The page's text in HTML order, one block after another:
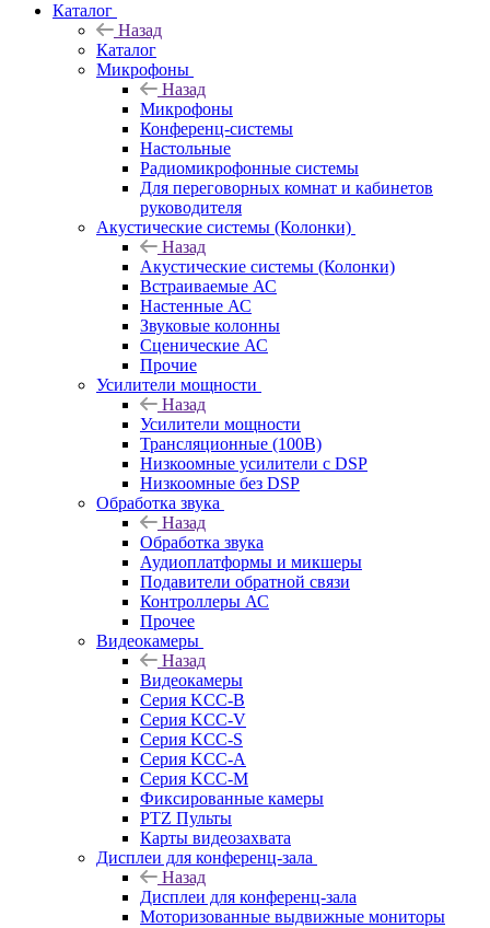
Каталог
Назад
Каталог
Микрофоны
Назад
Микрофоны
Конференц-системы
Настольные
Радиомикрофонные системы
Для переговорных комнат и кабинетов
руководителя
Акустические системы (Колонки)
Назад
Акустические системы (Колонки)
Встраиваемые АС
Настенные АС
Звуковые колонны
Сценические АС
Прочие
Усилители мощности
Назад
Усилители мощности
Трансляционные (100В)
Низкоомные усилители с DSP
Низкоомные без DSP
Обработка звука
Назад
Обработка звука
Аудиоплатформы и микшеры
Подавители обратной связи
Контроллеры АС
Прочее
Видеокамеры
Назад
Видеокамеры
Серия KCC-B
Серия KCC-V
Серия KCC-S
Серия KCC-A
Серия KCC-M
Фиксированные камеры
PTZ Пульты
Карты видеозахвата
Дисплеи для конференц-зала
Назад
Дисплеи для конференц-зала
Моторизованные выдвижные мониторы